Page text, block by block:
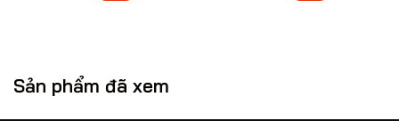
Sản phẩm đã xem